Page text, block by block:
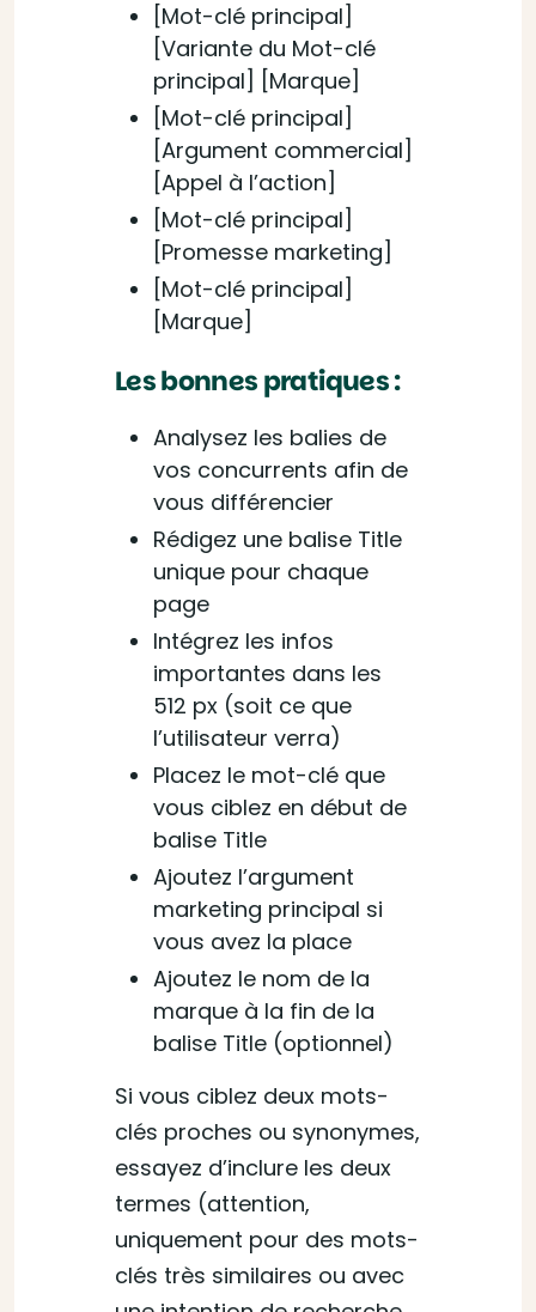
[Mot-clé principal]
[Variante du Mot-clé
principal] [Marque]
[Mot-clé principal]
[Argument commercial]
[Appel à l’action]
[Mot-clé principal]
[Promesse marketing]
[Mot-clé principal]
[Marque]
Les bonnes pratiques :
Analysez les balies de
vos concurrents afin de
vous différencier
Rédigez une balise Title
unique pour chaque
page
Intégrez les infos
importantes dans les
512 px (soit ce que
l’utilisateur verra)
Placez le mot-clé que
vous ciblez en début de
balise Title
Ajoutez l’argument
marketing principal si
vous avez la place
Ajoutez le nom de la
marque à la fin de la
balise Title (optionnel)
Si vous ciblez deux mots-
clés proches ou synonymes,
essayez d’inclure les deux
termes (attention,
uniquement pour des mots-
clés très similaires ou avec